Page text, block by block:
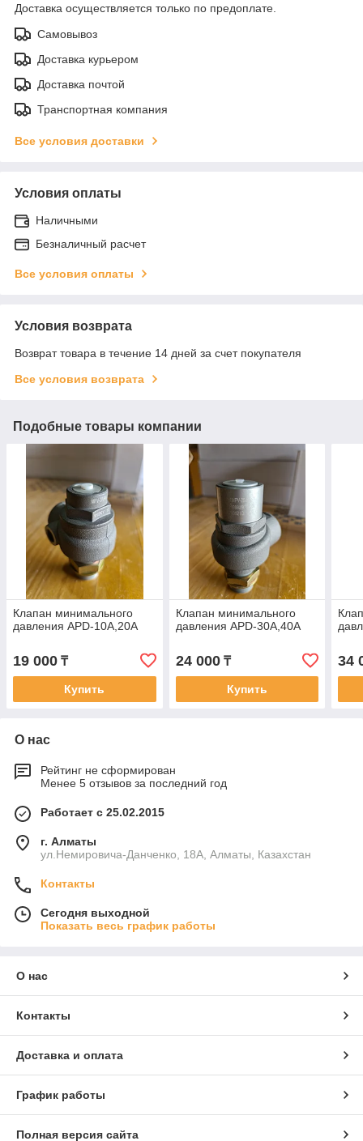
Доставка осуществляется только по предоплате.
Самовывоз
Доставка курьером
Доставка почтой
Транспортная компания
Все условия доставки
Условия оплаты
Наличными
Безналичный расчет
Все условия оплаты
Условия возврата
Возврат товара в течение 14 дней за счет покупателя
Все условия возврата
Подобные товары компании
Клапан минимального
давления APD-10A,20A
19 000 ₸
Купить
Клапан минимального
давления APD-30A,40А
24 000₸
Купить
34
О нас
Рейтинг не сформирован
Менее 5 отзывов за последний год
Работает с 25.02.2015
г. Алматы
ул.Немировича-Данченко, 18А, Алматы, Казахстан
Контакты
Сегодня выходной
Показать весь график работы
О нас
Контакты
Доставка и оплата
График работы
Полная версия сайта